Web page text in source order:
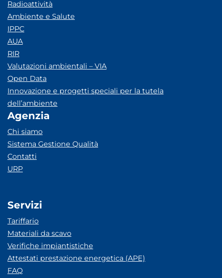
Radioattività
Ambiente e Salute
IPPC
AUA
RIR
Valutazioni ambientali – VIA
Open Data
Innovazione e progetti speciali per la tutela
dell’ambiente
Agenzia
Chi siamo
Sistema Gestione Qualità
Contatti
URP
Servizi
Tariffario
Materiali da scavo
Verifiche impiantistiche
Attestati prestazione energetica (APE)
FAQ